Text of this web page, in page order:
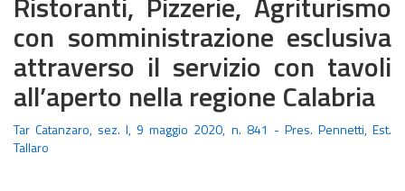
con somministrazione esclusiva
attraverso il servizio con tavoli
all’aperto nella regione Calabria
Tar Catanzaro, sez. I, 9 maggio 2020, n. 841 - Pres. Pennetti, Est.
Tallaro